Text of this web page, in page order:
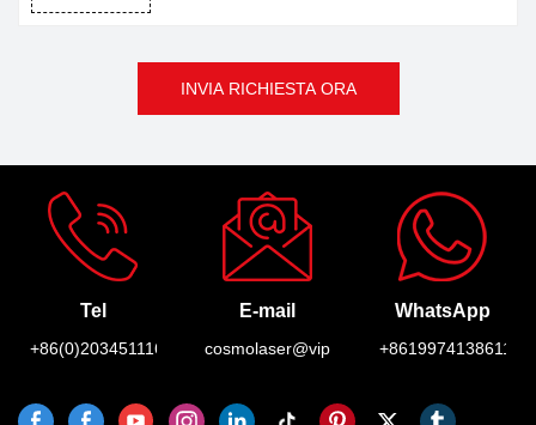
INVIA RICHIESTA ORA
Tel
+86(0)2034511165
E-mail
cosmolaser@vip.163.com
WhatsApp
+8619974138611